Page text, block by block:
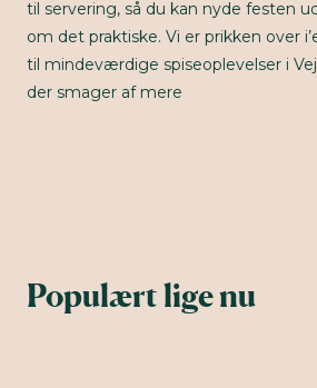
til servering, så du kan nyde festen
om det praktiske. Vi er prikken over
til mindeværdige spiseoplevelser i
der smager af mere
Populært lige nu